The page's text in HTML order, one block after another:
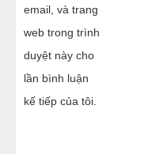
email, và trang
web trong trình
duyệt này cho
lần bình luận
kế tiếp của tôi.